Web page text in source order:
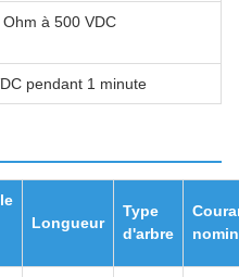
Ohm à 500 VDC
pendant 1 minute
Longueur
Type
d'arbre